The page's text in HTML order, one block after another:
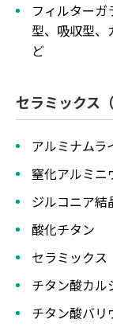
フィルター
型、吸収型、
ど
セラミックス
アルミナムラ
窒化アルミニ
ジルコニア結
酸化チタン
セラミックス
チタン酸カル
チタン酸バリ